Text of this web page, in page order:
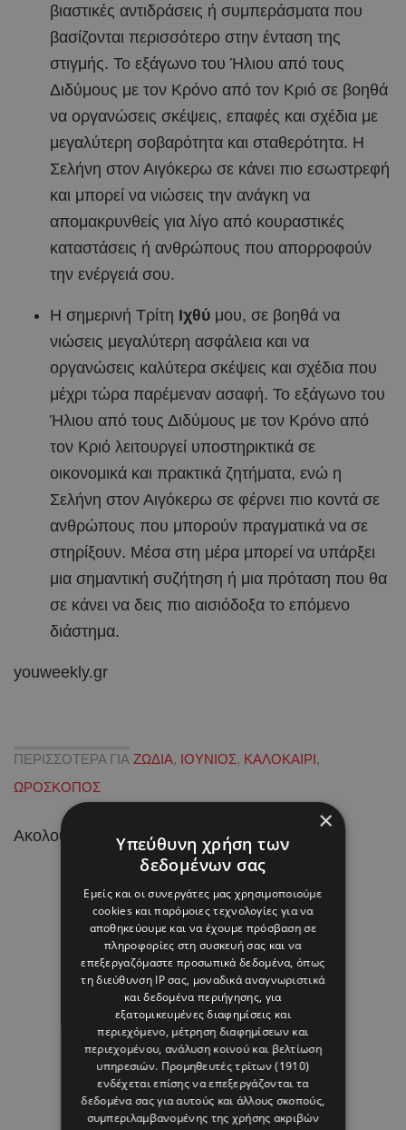
βιαστικές αντιδράσεις ή συμπεράσματα που
βασίζονται περισσότερο στην ένταση της
στιγμής. Το εξάγωνο του Ήλιου από τους
Διδύμους με τον Κρόνο από τον Κριό σε βοηθά
να οργανώσεις σκέψεις, επαφές και σχέδια με
μεγαλύτερη σοβαρότητα και σταθερότητα. Η
Σελήνη στον Αιγόκερω σε κάνει πιο εσωστρεφή
και μπορεί να νιώσεις την ανάγκη να
απομακρυνθείς για λίγο από κουραστικές
καταστάσεις ή ανθρώπους που απορροφούν
την ενέργειά σου.
Η σημερινή Τρίτη Ιχθύ μου, σε βοηθά να
νιώσεις μεγαλύτερη ασφάλεια και να
οργανώσεις καλύτερα σκέψεις και σχέδια που
μέχρι τώρα παρέμεναν ασαφή. Το εξάγωνο του
Ήλιου από τους Διδύμους με τον Κρόνο από
τον Κριό λειτουργεί υποστηρικτικά σε
οικονομικά και πρακτικά ζητήματα, ενώ η
Σελήνη στον Αιγόκερω σε φέρνει πιο κοντά σε
ανθρώπους που μπορούν πραγματικά να σε
στηρίξουν. Μέσα στη μέρα μπορεί να υπάρξει
μια σημαντική συζήτηση ή μια πρόταση που θα
σε κάνει να δεις πιο αισιόδοξα το επόμενο
διάστημα.
youweekly.gr
ΠΕΡΙΣΣΟΤΕΡΑ ΓΙΑ ΖΩΔΙΑ, ΙΟΥΝΙΟΣ, ΚΑΛΟΚΑΙΡΙ,
ΩΡΟΣΚΟΠΟΣ
Ακολουθήστε το HELLO σε
×
Υπεύθυνη χρήση των
δεδομένων σας
Εμείς και οι συνεργάτες μας χρησιμοποιούμε
cookies και παρόμοιες τεχνολογίες για να
αποθηκεύουμε και να έχουμε πρόσβαση σε
πληροφορίες στη συσκευή σας και να
επεξεργαζόμαστε προσωπικά δεδομένα, όπως
τη διεύθυνση IP σας, μοναδικά αναγνωριστικά
και δεδομένα περιήγησης, για
εξατομικευμένες διαφημίσεις και
περιεχόμενο, μέτρηση διαφημίσεων και
περιεχομένου, ανάλυση κοινού και βελτίωση
υπηρεσιών. Προμηθευτές τρίτων (1910)
ενδέχεται επίσης να επεξεργάζονται τα
δεδομένα σας για αυτούς και άλλους σκοπούς,
συμπεριλαμβανομένης της χρήσης ακριβών